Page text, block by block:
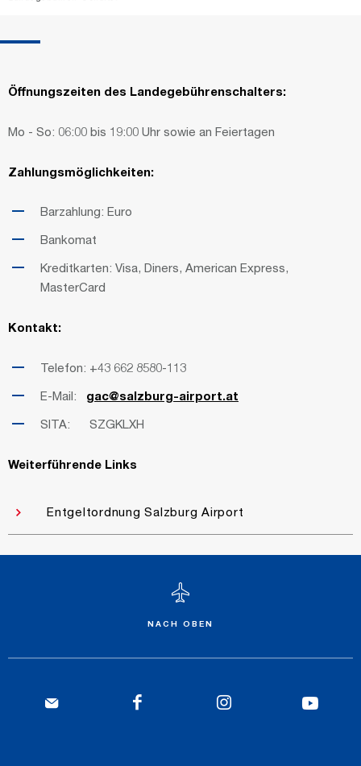
Öffnungszeiten des Landegebührenschalters:
Mo - So: 06:00 bis 19:00 Uhr sowie an Feiertagen
Zahlungsmöglichkeiten:
Barzahlung: Euro
Bankomat
Kreditkarten: Visa, Diners, American Express,
MasterCard
Kontakt:
Telefon: +43 662 8580-113
E-Mail: gac@salzburg-airport.at
SITA:
SZGKLXH
Weiterführende Links
Entgeltordnung Salzburg Airport
NACH OBEN